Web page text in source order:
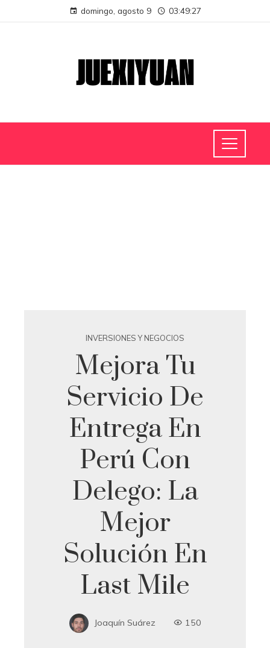
domingo, agosto 9 03:49:27
INVERSIONES Y NEGOCIOS
Mejora Tu
Servicio De
Entrega En
Perú Con
Delego: La
Mejor
Solución En
Last Mile
Joaquín Suárez 150